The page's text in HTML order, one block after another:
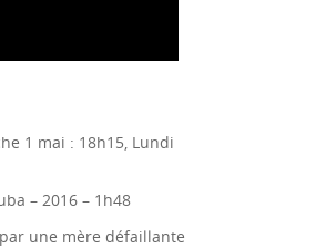
1 mai : 18h15, Lundi
– 2016 – 1h48
une mère défaillante